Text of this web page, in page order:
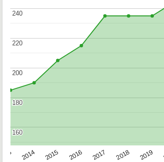
2014 2015 2016 2017 2018 2019
160
160
180
180
200
200
220
220
240
240